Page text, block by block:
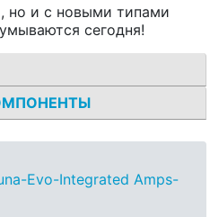
но и с новыми типами
сегодня!
Evo-Integrated Amps-